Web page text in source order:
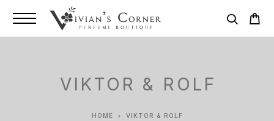
VIKTOR & ROLF
HOME VIKTOR & ROLF